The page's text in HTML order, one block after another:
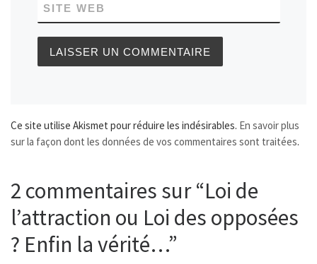
SITE WEB
Ce site utilise Akismet pour réduire les indésirables. En savoir plus
sur la façon dont les données de vos commentaires sont traitées.
2 commentaires sur “Loi de
l’attraction ou Loi des opposées
? Enfin la vérité…”